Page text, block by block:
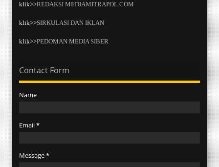
klik>>REDAKSI MEDIAMITRAPOL.COM
klik>>SIRKULASI DAN IKLAN
klik>>PEDOMAN MEDIA SIBER
Contact Form
Name
Email*
Message*